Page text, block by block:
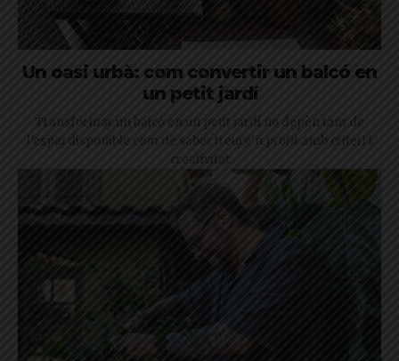
Un oasi urbà: com convertir un balcó en
un petit jardí
Transformar un balcó en un petit jardí no depèn tant de
l’espai disponible com de saber treure’n profit amb criteri i
creativitat